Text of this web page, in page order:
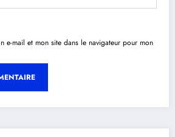
e-mail et mon site dans le navigateur pour mon